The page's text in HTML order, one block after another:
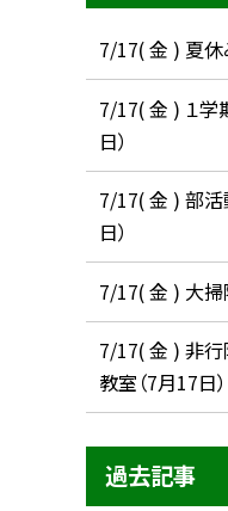
7/17( 金 ) 夏休
7/17( 金 ) １学
日）
7/17( 金 ) 部活
日）
7/17( 金 ) 大掃
7/17( 金 ) 非行
教室（7月17日）
過去記事